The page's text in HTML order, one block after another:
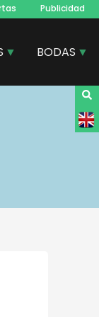
Publicidad
BODAS